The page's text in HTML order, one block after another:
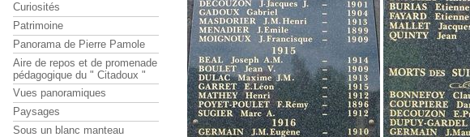
Curiosités
Patrimoine
Panorama de Pierre Pamole
Aire de repos et de promenade
pédagogique du " Citadoux "
Vues panoramiques
Paysages
Sous un blanc manteau